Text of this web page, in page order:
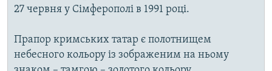
27 червня у Сімферополі в 1991 році.
Прапор кримських татар є полотнищем
небесного кольору із зображеним на ньому